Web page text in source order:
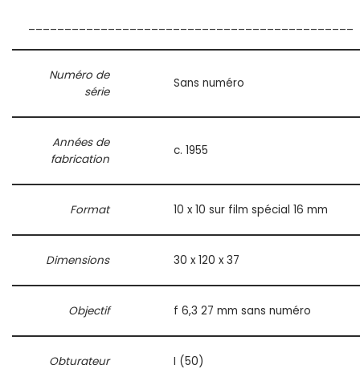
Numéro de
série
Sans numéro
Années de
fabrication
c. 1955
Format 10 x 10 sur film spécial 16 mm
Dimensions 30 x 120 x 37
Objectif f 6,3 27 mm sans numéro
Obturateur I (50)